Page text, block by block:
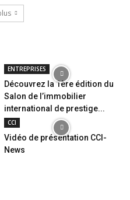
ENTREPRISES
Découvrez la 1ère édition du
Salon de l’immobilier
international de prestige...
CCI
Vidéo de présentation CCI-
News